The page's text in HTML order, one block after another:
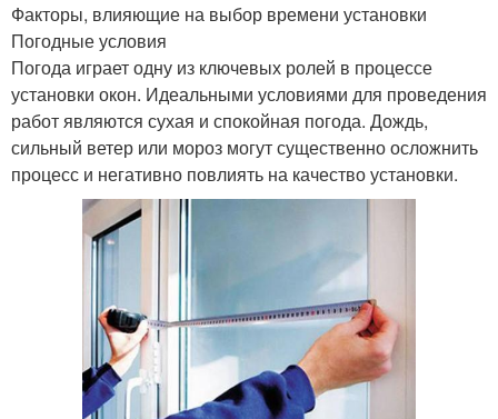
Факторы, влияющие на выбор времени установки
Погодные условия
Погода играет одну из ключевых ролей в процессе
установки окон. Идеальными условиями для проведения
работ являются сухая и спокойная погода. Дождь,
сильный ветер или мороз могут существенно осложнить
процесс и негативно повлиять на качество установки.